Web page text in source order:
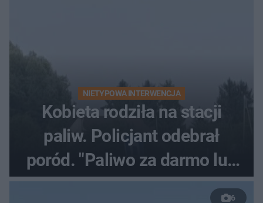
NIETYPOWA INTERWENCJA
Kobieta rodziła na stacji
paliw. Policjant odebrał
poród. "Paliwo za darmo lub
50 %!"
6